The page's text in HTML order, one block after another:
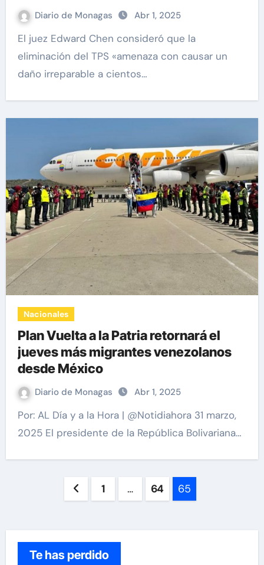
Diario de Monagas Abr 1, 2025
El juez Edward Chen consideró que la
eliminación del TPS «amenaza con causar un
daño irreparable a cientos…
Nacionales
Plan Vuelta a la Patria retornará el
jueves más migrantes venezolanos
desde México
Diario de Monagas Abr 1, 2025
Por: AL Día y a la Hora | @Notidiahora 31 marzo,
2025 El presidente de la República Bolivariana…
Paginación
entradas
1 … 64 65
Te has perdido